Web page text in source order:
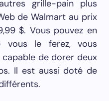
grille-pain plus
de Walmart au prix
$. Vous pouvez en
vous le ferez, vous
de dorer deux
Il est aussi doté de